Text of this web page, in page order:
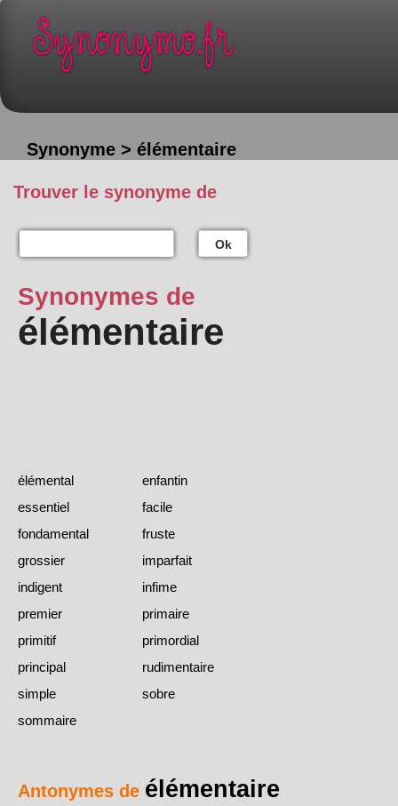
Synonyme > élémentaire
Trouver le synonyme de
Ok
Synonymes de
élémentaire
élémental
enfantin
essentiel
facile
fondamental
fruste
grossier
imparfait
indigent
infime
premier
primaire
primitif
primordial
principal
rudimentaire
simple
sobre
sommaire
Antonymes de élémentaire